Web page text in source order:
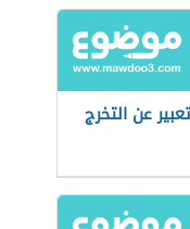
تعبير عن التخرج